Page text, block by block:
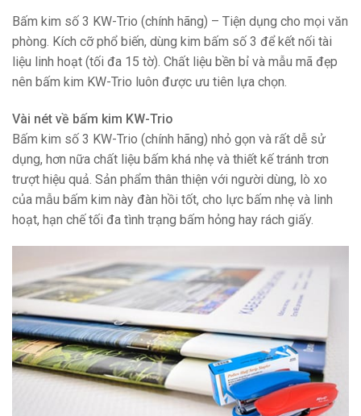
Bấm kim số 3 KW-Trio (chính hãng) – Tiện dụng cho mọi văn
phòng. Kích cỡ phổ biến, dùng kim bấm số 3 để kết nối tài
liệu linh hoạt (tối đa 15 tờ). Chất liệu bền bỉ và mẫu mã đẹp
nên bấm kim KW-Trio luôn được ưu tiên lựa chọn.
Vài nét về bấm kim KW-Trio
Bấm kim số 3 KW-Trio (chính hãng) nhỏ gọn và rất dễ sử
dụng, hơn nữa chất liệu bấm khá nhẹ và thiết kế tránh trơn
trượt hiệu quả. Sản phẩm thân thiện với người dùng, lò xo
của mẫu bấm kim này đàn hồi tốt, cho lực bấm nhẹ và linh
hoạt, hạn chế tối đa tình trạng bấm hỏng hay rách giấy.